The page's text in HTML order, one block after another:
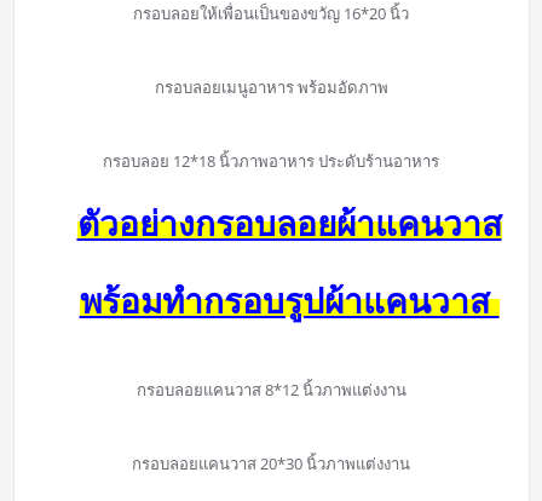
กรอบลอยให้เพื่อนเป็นของขวัญ 16*20 นิ้ว
กรอบลอยเมนูอาหาร พร้อมอัดภาพ
กรอบลอย 12*18 นิ้วภาพอาหาร ประดับร้านอาหาร
ตัวอย่างกรอบลอยผ้าแคนวาส
พร้อมทำกรอบรูปผ้าแคนวาส
กรอบลอยแคนวาส 8*12 นิ้วภาพแต่งงาน
กรอบลอยแคนวาส 20*30 นิ้วภาพแต่งงาน